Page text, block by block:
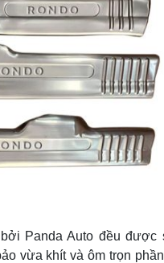
Panda Auto đều được
vừa khít và ôm trọn